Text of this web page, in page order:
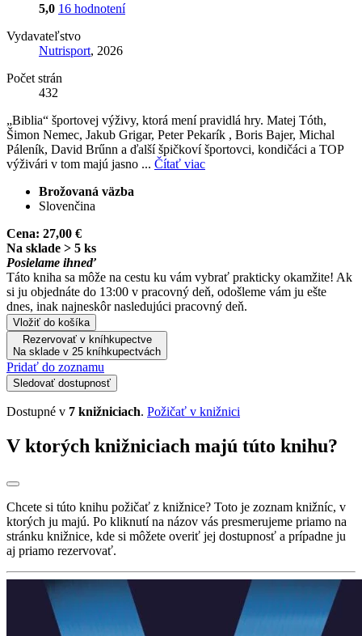
5,0 16 hodnotení
Vydavateľstvo
Nutrisport, 2026
Počet strán
432
„Biblia“ športovej výživy, ktorá mení pravidlá hry. Matej Tóth,
Šimon Nemec, Jakub Grigar, Peter Pekarík , Boris Bajer, Michal
Páleník, David Brűnn a ďalší špičkoví športovci, kondičáci a TOP
výživári v tom majú jasno ... Čítať viac
Brožovaná väzba
Slovenčina
Cena: 27,00 €
Na sklade > 5 ks
Posielame ihneď
Táto kniha sa môže na cestu ku vám vybrať prakticky okamžite! Ak
si ju objednáte do 13:00 v pracovný deň, odošleme vám ju ešte
dnes, inak najneskôr nasledujúci pracovný deň.
Vložiť do košíka
Rezervovať v kníhkupectve
Na sklade v 25 kníhkupectvách
Pridať do zoznamu
Sledovať dostupnosť
Dostupné v 7 knižniciach. Požičať v knižnici
V ktorých knižniciach majú túto knihu?
Chcete si túto knihu požičať z knižnice? Toto je zoznam knižníc, v
ktorých ju majú. Po kliknutí na názov vás presmerujeme priamo na
stránku knižnice, kde si môžete overiť jej dostupnosť a prípadne ju
aj priamo rezervovať.